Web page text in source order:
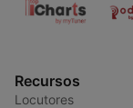
Recursos
Locutores